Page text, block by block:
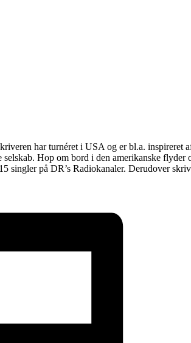
har turnéret i USA og er bl.a. inspireret
Hop om bord i den amerikanske flyder
på DR’s Radiokanaler. Derudover